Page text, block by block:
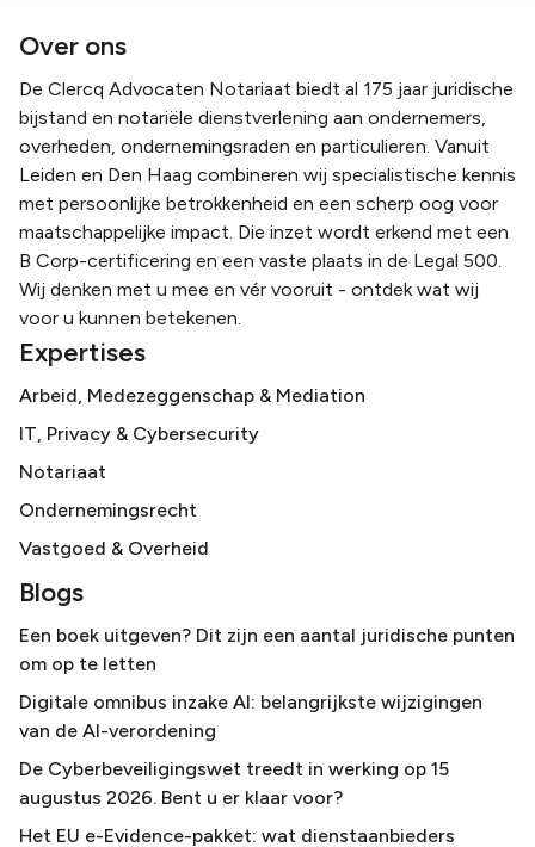
Over ons
De Clercq Advocaten Notariaat biedt al 175 jaar juridische
bijstand en notariële dienstverlening aan ondernemers,
overheden, ondernemingsraden en particulieren. Vanuit
Leiden en Den Haag combineren wij specialistische kennis
met persoonlijke betrokkenheid en een scherp oog voor
maatschappelijke impact. Die inzet wordt erkend met een
B Corp-certificering en een vaste plaats in de Legal 500.
Wij denken met u mee en vér vooruit - ontdek wat wij
voor u kunnen betekenen.
Expertises
Arbeid, Medezeggenschap & Mediation
IT, Privacy & Cybersecurity
Notariaat
Ondernemingsrecht
Vastgoed & Overheid
Blogs
Een boek uitgeven? Dit zijn een aantal juridische punten
om op te letten
Digitale omnibus inzake AI: belangrijkste wijzigingen
van de AI-verordening
De Cyberbeveiligingswet treedt in werking op 15
augustus 2026. Bent u er klaar voor?
Het EU e-Evidence-pakket: wat dienstaanbieders